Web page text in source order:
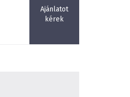
Ajánlatot
kérek